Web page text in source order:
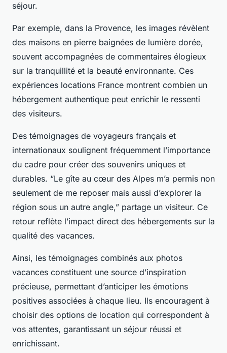
séjour.
Par exemple, dans la Provence, les images révèlent
des maisons en pierre baignées de lumière dorée,
souvent accompagnées de commentaires élogieux
sur la tranquillité et la beauté environnante. Ces
expériences locations France montrent combien un
hébergement authentique peut enrichir le ressenti
des visiteurs.
Des témoignages de voyageurs français et
internationaux soulignent fréquemment l’importance
du cadre pour créer des souvenirs uniques et
durables. “Le gîte au cœur des Alpes m’a permis non
seulement de me reposer mais aussi d’explorer la
région sous un autre angle,” partage un visiteur. Ce
retour reflète l’impact direct des hébergements sur la
qualité des vacances.
Ainsi, les témoignages combinés aux photos
vacances constituent une source d’inspiration
précieuse, permettant d’anticiper les émotions
positives associées à chaque lieu. Ils encouragent à
choisir des options de location qui correspondent à
vos attentes, garantissant un séjour réussi et
enrichissant.